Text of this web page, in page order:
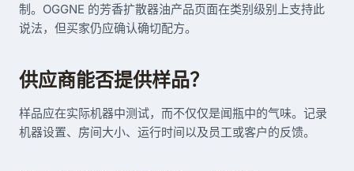
制。OGGNE 的芳香扩散器油产品页面在类别级别上支持此
说法，但买家仍应确认确切配方。
供应商能否提供样品？
样品应在实际机器中测试，而不仅仅是闻瓶中的气味。记录
机器设置、房间大小、运行时间以及员工或客户的反馈。